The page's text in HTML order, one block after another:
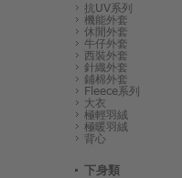
抗UV系列
機能外套
休閒外套
牛仔外套
西裝外套
針織外套
鋪棉外套
Fleece系列
大衣
極輕羽絨
極暖羽絨
背心
下身類